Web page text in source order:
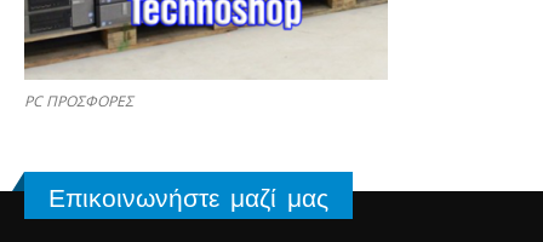
PC ΠΡΟΣΦΟΡΕΣ
Επικοινωνήστε μαζί μας